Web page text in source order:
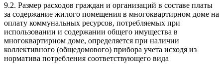
9.2. Размер расходов граждан и организаций в составе платы
за содержание жилого помещения в многоквартирном доме на
оплату коммунальных ресурсов, потребляемых при
использовании и содержании общего имущества в
многоквартирном доме, определяется при наличии
коллективного (общедомового) прибора учета исходя из
норматива потребления соответствующего вида